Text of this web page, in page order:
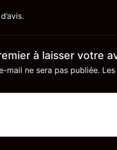
à laisser votre
mail ne sera pas publiée.